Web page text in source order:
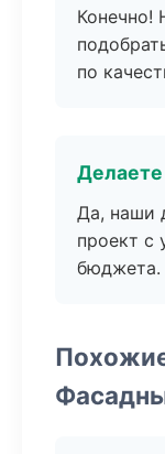
Конечно!
по
Да, наши
проект с
бюджета.